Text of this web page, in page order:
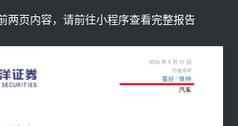
两页内容，请前往小程序查看完整报告